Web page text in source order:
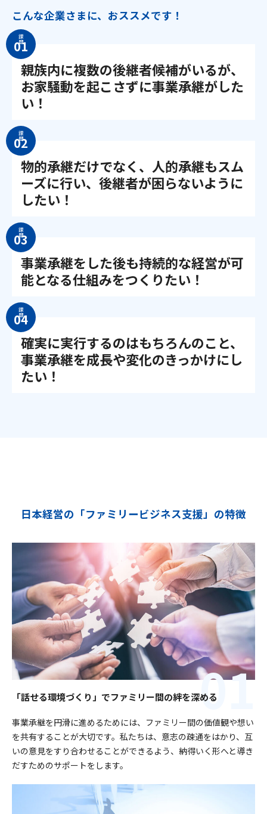
こんな企業さまに、おススメです！
課
題
親族内に複数の後継者候補がいるが、
お家騒動を起こさずに事業承継がした
い！
課
題
物的承継だけでなく、人的承継もスム
ーズに行い、後継者が困らないように
したい！
課
題
事業承継をした後も持続的な経営が可
能となる仕組みをつくりたい！
課
題
確実に実行するのはもちろんのこと、
事業承継を成長や変化のきっかけにし
たい！
日本経営の「ファミリービジネス支援」の特徴
「話せる環境づくり」でファミリー間の絆を深める
事業承継を円滑に進めるためには、ファミリー間の価値観や想い
を共有することが大切です。私たちは、意志の疎通をはかり、互
いの意見をすり合わせることができるよう、納得いく形へと導き
だすためのサポートをします。